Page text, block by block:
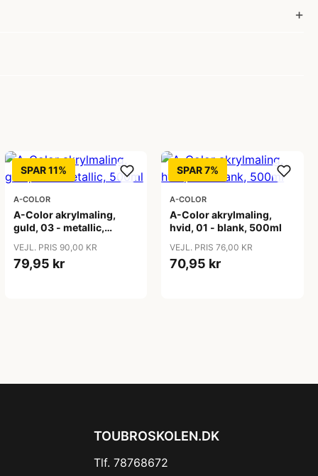
SPAR 11%
A-COLOR
A-Color akrylmaling,
guld, 03 - metallic,
VEJL. PRIS 90,00 KR
79,95 kr
SPAR 7%
A-COLOR
A-Color akrylmaling,
hvid, 01 - blank, 500ml
VEJL. PRIS 76,00 KR
70,95 kr
TOUBROSKOLEN.DK
Tlf. 78768672